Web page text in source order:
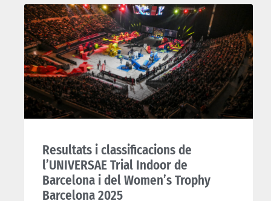
Resultats i classificacions de
l’UNIVERSAE Trial Indoor de
Barcelona i del Women’s Trophy
Barcelona 2025